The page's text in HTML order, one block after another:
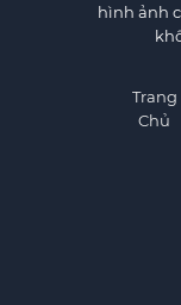
hình ảnh
Trang
Chủ